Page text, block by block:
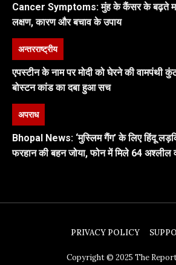
Cancer Symptoms: मुंह के कैंसर के बढ़ते
लक्षण, कारण और बचाव के उपाय
अन्तरराष्ट्रीय
एपस्टीन के नाम पर मोदी को घेरने की वामपंथी
बोस्टन कांड का दबा हुआ सच
अपराध
Bhopal News: ‘मुस्लिम गैंग’ के लिए हिंदू
फरहान की बहन जोया, फोन में मिले 64 अश्लील
PRIVACY POLICY
Copyright © 2025 The